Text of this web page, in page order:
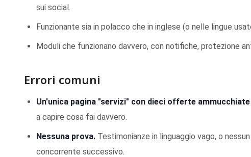
sui social.
Funzionante sia in polacco che in inglese (o nelle lingue
Moduli che funzionano davvero, con notifiche, protezione
Errori comuni
Un'unica pagina "servizi" con dieci offerte
a capire cosa fai davvero.
Nessuna prova. Testimonianze in linguaggio vago, o
concorrente successivo.